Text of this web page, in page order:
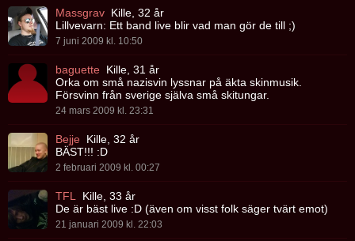
Massgrav Kille, 32 år
Lillvevarn: Ett band live blir vad man gör de till ;)
7 juni 2009 kl. 10:50
baguette Kille, 31 år
Orka om små nazisvin lyssnar på äkta skinmusik.
Försvinn från sverige själva små skitungar.
24 mars 2009 kl. 23:31
Bejje Kille, 32 år
BÄST!!! :D
2 februari 2009 kl. 00:27
TFL Kille, 33 år
De är bäst live :D (även om visst folk säger tvärt emot)
21 januari 2009 kl. 22:03